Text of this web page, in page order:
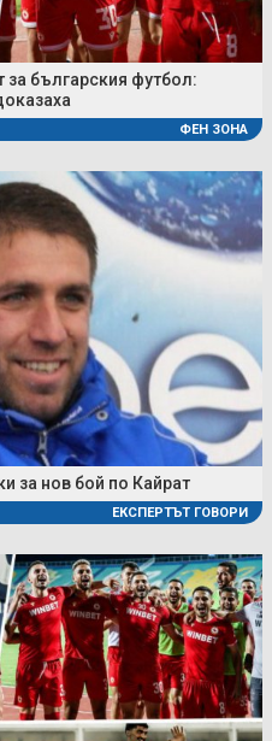
за българския футбол:
ФЕН ЗОНА
за нов бой по Кайрат
ЕКСПЕРТЪТ ГОВОРИ